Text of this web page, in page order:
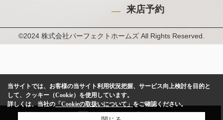
来店予約
©2024 株式会社パーフェクトホームズ All Rights Reserved.
当サイトでは、お客様の当サイト利用状況把握、サービス向上検討を目的と
して、クッキー（Cookie）を使用しています。
詳しくは、当社の 「Cookieの取扱いについて」 をご確認ください。